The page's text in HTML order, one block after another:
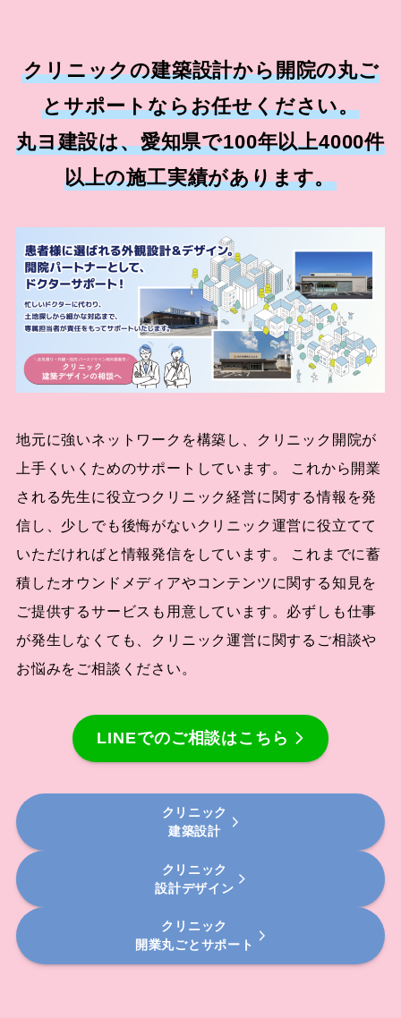
クリニックの建築設計から開院の丸ご
とサポートならお任せください。
丸ヨ建設は、愛知県で100年以上4000件
以上の施工実績があります。
地元に強いネットワークを構築し、クリニック開院が
上手くいくためのサポートしています。 これから開業
される先生に役立つクリニック経営に関する情報を発
信し、少しでも後悔がないクリニック運営に役立てて
いただければと情報発信をしています。 これまでに蓄
積したオウンドメディアやコンテンツに関する知見を
ご提供するサービスも用意しています。必ずしも仕事
が発生しなくても、クリニック運営に関するご相談や
お悩みをご相談ください。
LINEでのご相談はこちら
クリニック
建築設計
クリニック
設計デザイン
クリニック
開業丸ごとサポート